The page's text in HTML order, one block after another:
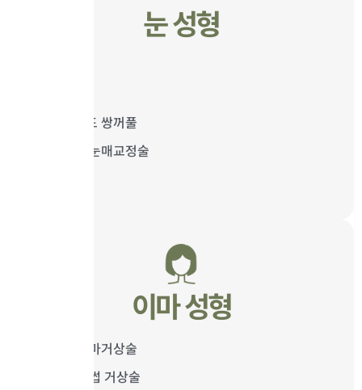
눈 성형
하이브리드 쌍꺼풀
안검하수 눈매교정술
이마 성형
내시경 이마거상술
내시경 눈썹 거상술